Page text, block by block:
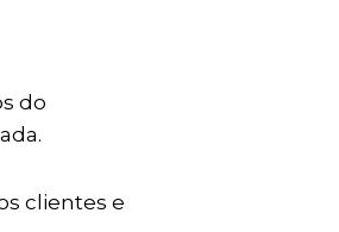
do
clientes e